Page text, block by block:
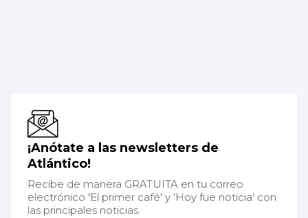
¡Anótate a las newsletters de
Atlántico!
Recibe de manera GRATUITA en tu correo
electrónico 'El primer café' y 'Hoy fue noticia' con
las principales noticias.